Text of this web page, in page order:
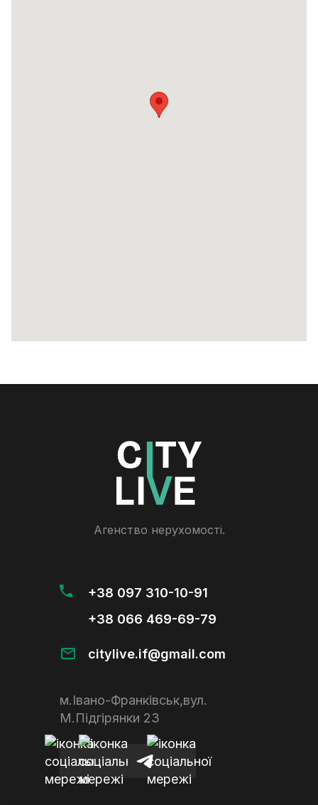
+38 097 310-10-91
+38 066 469-69-79
citylive.if@gmail.com
Агенство нерухомості.
м.Івано-Франківськ,вул.
М.Підгірянки 23